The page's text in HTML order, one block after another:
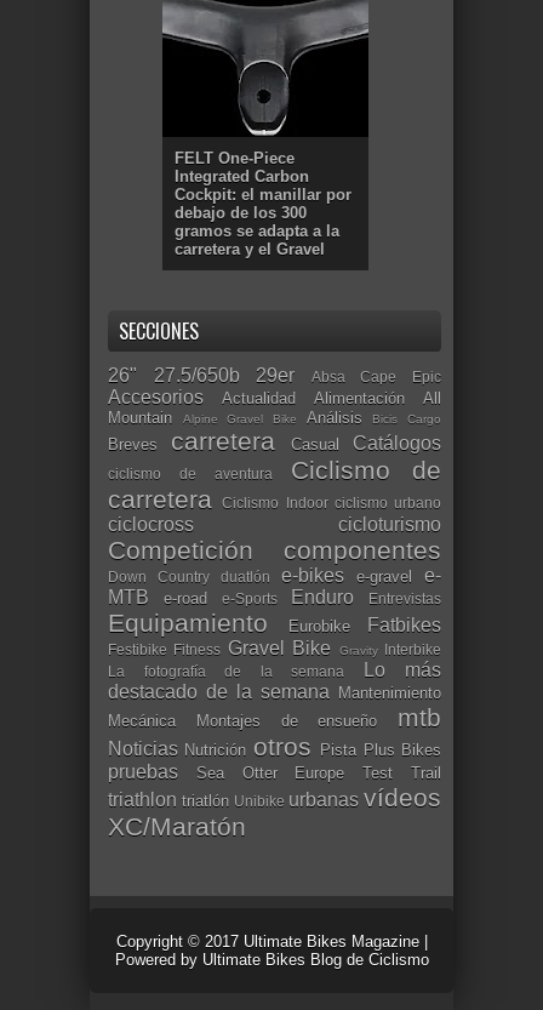
FELT One-Piece
Integrated Carbon
Cockpit: el manillar por
debajo de los 300
gramos se adapta a la
carretera y el Gravel
SECCIONES
26" 27.5/650b 29er Absa Cape Epic
Accesorios Actualidad Alimentación
All
Mountain
Alpine Gravel Bike Análisis Bicis Cargo
Breves carretera Casual Catálogos
ciclismo de aventura
Ciclismo de
carretera
Ciclismo Indoor ciclismo urbano
ciclocross cicloturismo
Competición componentes
Down Country duatlón e-bikes e-gravel
e-
MTB
e-road e-Sports Enduro Entrevistas
Equipamiento Eurobike Fatbikes
Festibike Fitness Gravel Bike Gravity Interbike
La fotografía de la semana
Lo más
destacado de la semana Mantenimiento
Mecánica
Montajes de ensueño mtb
Noticias Nutrición otros Pista Plus Bikes
pruebas Sea Otter Europe Test Trail
triathlon triatlón Unibike urbanas vídeos
XC/Maratón
Copyright © 2017 Ultimate Bikes Magazine|
Powered by Ultimate Bikes Blog de Ciclismo